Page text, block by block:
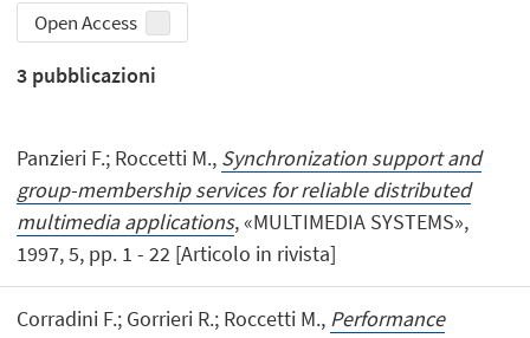
Open Access
3 pubblicazioni
Panzieri F.; Roccetti M., Synchronization support and
group-membership services for reliable distributed
multimedia applications, «MULTIMEDIA SYSTEMS»,
1997, 5, pp. 1 - 22 [Articolo in rivista]
Corradini F.; Gorrieri R.; Roccetti M., Performance